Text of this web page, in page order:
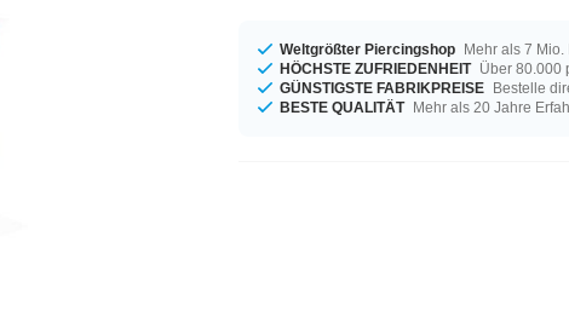
Weltgrößter Piercingshop Mehr als 7 Mio.
HÖCHSTE ZUFRIEDENHEIT Über 80.000
GÜNSTIGSTE FABRIKPREISE Bestelle
BESTE QUALITÄT Mehr als 20 Jahre